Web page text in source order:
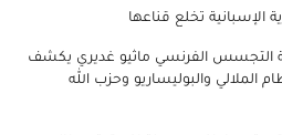
الإسبانية تخلع قناعها
التجسس الفرنسي ماثيو غديري يكشف
الملالي والبوليساريو وحزب الله